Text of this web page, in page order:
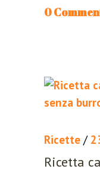
0
Ricette /
Ricetta